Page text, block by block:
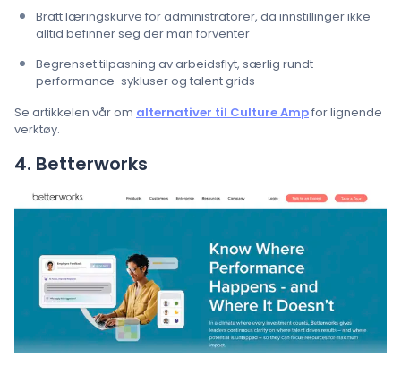
Bratt læringskurve for administratorer, da innstillinger ikke
alltid befinner seg der man forventer
Begrenset tilpasning av arbeidsflyt, særlig rundt
performance-sykluser og talent grids
Se artikkelen vår om alternativer til Culture Ampfor lignende
verktøy.
4. Betterworks